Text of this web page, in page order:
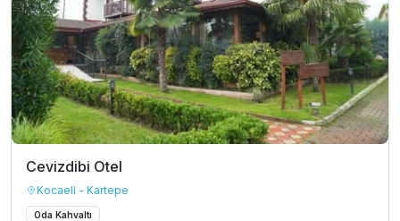
Cevizdibi Otel
Kocaeli - Kartepe
Oda Kahvaltı